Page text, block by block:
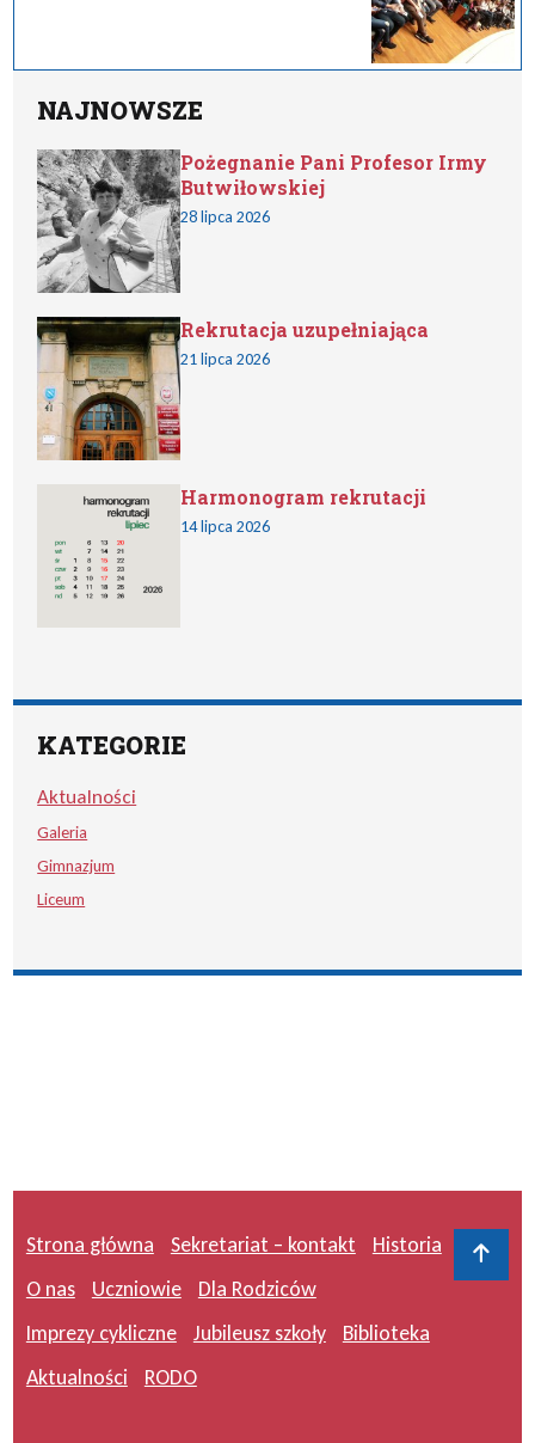
NAJNOWSZE
Pożegnanie Pani Profesor Irmy
Butwiłowskiej
28 lipca 2026
Rekrutacja uzupełniająca
21 lipca 2026
Harmonogram rekrutacji
14 lipca 2026
KATEGORIE
Aktualności
Galeria
Gimnazjum
Liceum
Strona główna Sekretariat – kontakt
Historia
O nas
Uczniowie
Dla Rodziców
Imprezy cykliczne
Jubileusz szkoły
Biblioteka
Aktualności
RODO
Do